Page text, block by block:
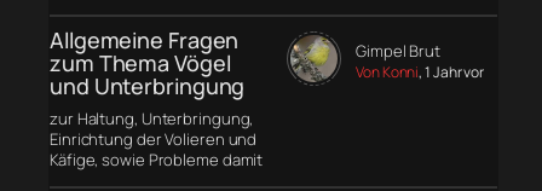
Allgemeine Fragen
zum Thema Vögel
und Unterbringung
zur Haltung, Unterbringung,
Einrichtung der Volieren und
Käfige, sowie Probleme damit
Gimpel Brut
Von Konni, 1 Jahr vor